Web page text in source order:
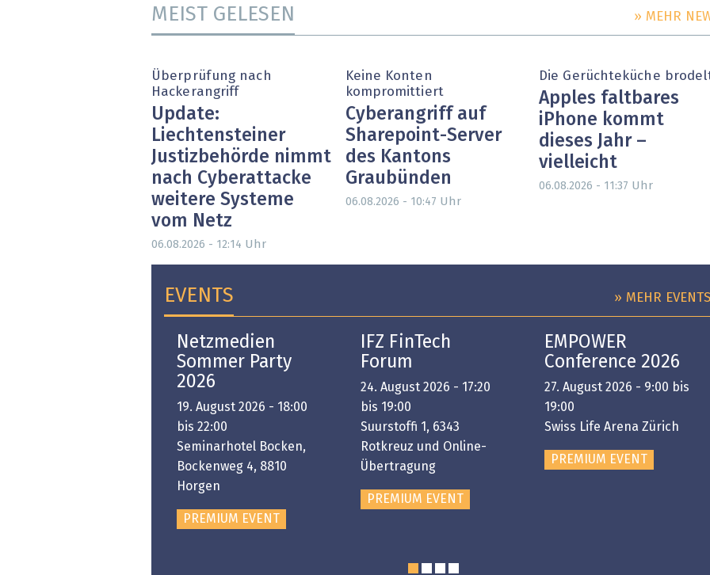
MEIST GELESEN » MEHR
Überprüfung nach
Hackerangriff
Update:
Liechtensteiner
Justizbehörde nimmt
nach Cyberattacke
weitere Systeme
vom Netz
06.08.2026 - 12:14 Uhr
Keine Konten
kompromittiert
Cyberangriff auf
Sharepoint-Server
des Kantons
Graubünden
06.08.2026 - 10:47 Uhr
Die Gerüchteküche
Apples faltbares
iPhone kommt
dieses Jahr –
vielleicht
06.08.2026 - 11:37 Uhr
EVENTS » MEHR EVENTS
Netzmedien
Sommer Party
2026
19. August 2026 - 18:00
bis 22:00
Seminarhotel Bocken,
Bockenweg 4, 8810
Horgen
PREMIUM EVENT
IFZ FinTech
Forum
24. August 2026 - 17:20
bis 19:00
Suurstoffi 1, 6343
Rotkreuz und Online-
Übertragung
PREMIUM EVENT
EMPOWER
Conference 2026
27. August 2026 - 9:00 bis
19:00
Swiss Life Arena Zürich
PREMIUM EVENT